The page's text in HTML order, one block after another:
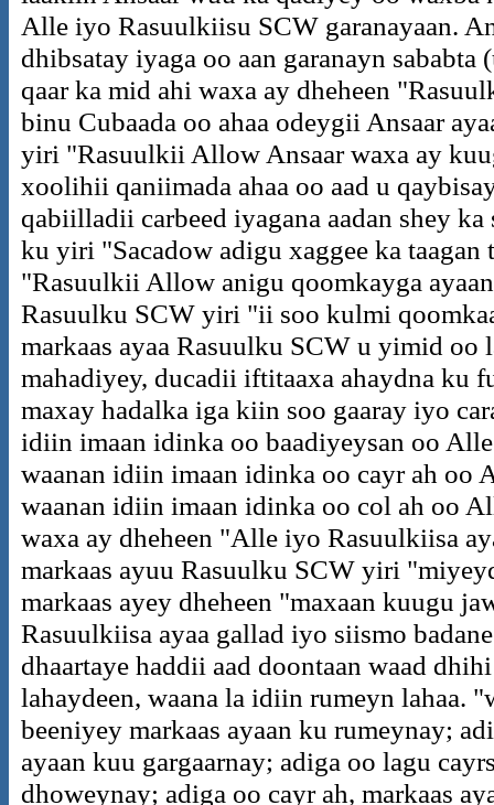
Alle iyo Rasuulkiisu SCW garanayaan.
dhibsatay iyaga oo aan garanayn
qaar ka mid ahi waxa ay dheheen
binu Cubaada oo ahaa odeygii Ansaar
yiri "Rasuulkii Allow Ansaar waxa ay
xoolihii qaniimada ahaa oo aad u
qabiilladii carbeed iyagana aadan shey
ku yiri "Sacadow adigu xaggee ka
"Rasuulkii Allow anigu qoomkayga
Rasuulku SCW yiri "ii soo kulmi
markaas ayaa Rasuulku SCW u yimid
mahadiyey, ducadii iftitaaxa ahaydna ku
maxay hadalka iga kiin soo gaaray iyo
idiin imaan idinka oo baadiyeysan oo
waanan idiin imaan idinka oo cayr ah oo
waanan idiin imaan idinka oo col ah oo
waxa ay dheheen "Alle iyo Rasuulkiisa
markaas ayuu Rasuulku SCW yiri
markaas ayey dheheen "maxaan kuugu
Rasuulkiisa ayaa gallad iyo siismo
dhaartaye haddii aad doontaan waad
lahaydeen, waana la idiin rumeyn lahaa.
beeniyey markaas ayaan ku rumeynay;
ayaan kuu gargaarnay; adiga oo lagu
dhoweynay; adiga oo cayr ah, markaas